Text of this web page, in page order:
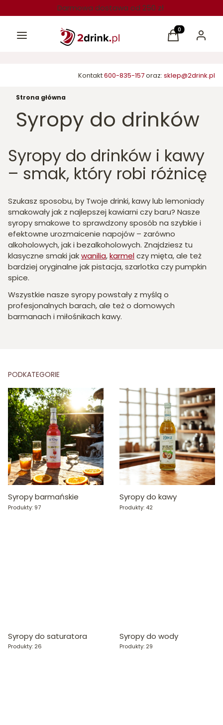
Darmowa dostawa od 250 zł
Menu Produkty w
Koszyk Zaloguj
Kontakt600-835-157oraz: sklep@2drink.pl
Strona główna
Syropy do drinków
Syropy do drinków i kawy
– smak, który robi różnicę
Szukasz sposobu, by Twoje drinki, kawy lub lemoniady
smakowały jak z najlepszej kawiarni czy baru? Nasze
syropy smakowe to sprawdzony sposób na szybkie i
efektowne urozmaicenie napojów – zarówno
alkoholowych, jak i bezalkoholowych. Znajdziesz tu
klasyczne smaki jakwanilia,karmelczy mięta, ale też
bardziej oryginalne jak pistacja, szarlotka czy pumpkin
spice.
Wszystkie nasze syropy powstały z myślą o
profesjonalnych barach, ale też o domowych
barmanach i miłośnikach kawy.
PODKATEGORIE
Syropy barmańskie
Produkty: 97
Syropy do kawy
Produkty: 42
Syropy do saturatora
Produkty: 26
Syropy do wody
Produkty: 29